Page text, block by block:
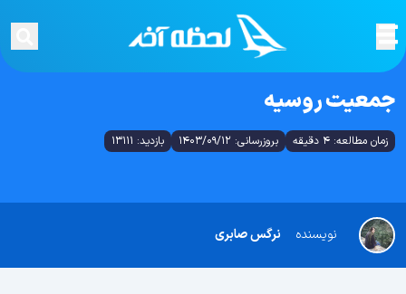
جمعیت روسیه
زمان مطالعه: 4 دقیقه بروزرسانی: 1403/09/12 بازدید: 13111
نرگس صابری نویسنده